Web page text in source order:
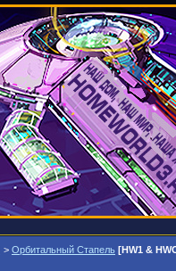
> Орбитальный Стапель [HW1 &